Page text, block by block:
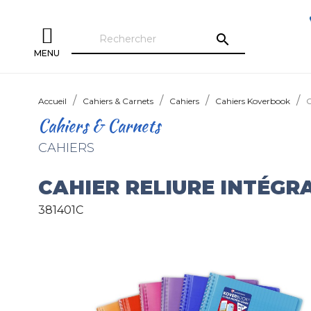
MENU
search
Accueil Cahiers & Carnets Cahiers Cahiers Koverbook
Cahiers & Carnets
CAHIERS
CAHIER RELIURE
381401C